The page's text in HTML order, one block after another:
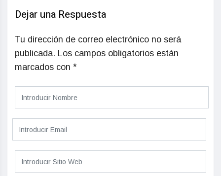
Dejar una Respuesta
Tu dirección de correo electrónico no será
publicada. Los campos obligatorios están
marcados con *